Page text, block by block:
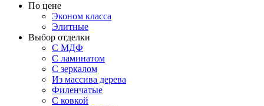
По цене
Эконом класса
Элитные
Выбор отделки
С МДФ
С ламинатом
С зеркалом
Из массива дерева
Филенчатые
С ковкой